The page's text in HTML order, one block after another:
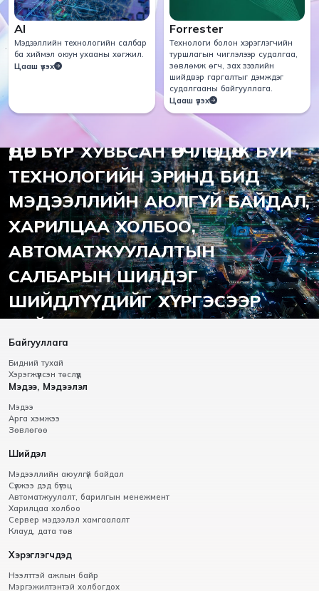
AI
Мэдээллийн технологийн салбар
ба хиймэл оюун ухааны хөгжил.
Цааш үзэх
Forrester
Технологи болон хэрэглэгчийн
туршлагын чиглэлээр судалгаа,
зөвлөмж өгч, зах зээлийн
шийдвэр гаргалтыг дэмждэг
судалгааны байгууллага.
Цааш үзэх
ӨДӨР БҮР ХУВЬСАН ӨӨРЧЛӨГДӨЖ БУЙ
ТЕХНОЛОГИЙН ЭРИНД БИД
МЭДЭЭЛЛИЙН АЮЛГҮЙ БАЙДАЛ,
ХАРИЛЦАА ХОЛБОО,
АВТОМАТЖУУЛАЛТЫН
САЛБАРЫН ШИЛДЭГ
ШИЙДЛҮҮДИЙГ ХҮРГЭСЭЭР
БАЙНА.
Байгууллага
Бидний тухай
Хэрэгжүүлсэн төслүүд
Мэдээ, Мэдээлэл
Мэдээ
Арга хэмжээ
Зөвлөгөө
Шийдэл
Мэдээллийн аюулгүй байдал
Сүлжээ дэд бүтэц
Автоматжуулалт, барилгын менежмент
Харилцаа холбоо
Сервер мэдээлэл хамгаалалт
Клауд, дата төв
Хэрэглэгчдэд
Нээлттэй ажлын байр
Мэргэжилтэнтэй холбогдох